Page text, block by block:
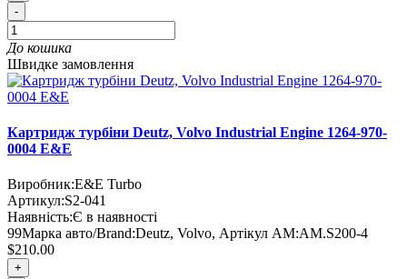
-
До кошика
Швидке замовлення
Картридж турбіни Deutz, Volvo Industrial Engine 1264-970-
0004 E&E
Виробник:E&E Turbo
Артикул:S2-041
Наявність:Є в наявності
99Марка авто/Brand:Deutz, Volvo, Артікул AM:AM.S200-4
$210.00
+